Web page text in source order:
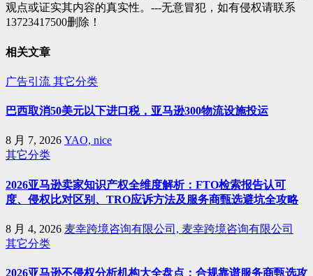
观点或证实其内容的真实性。---无意冒犯，如有侵权请联系
13723417500删除！
相关文章
广告引流 其它分类
巴西取消50美元以下进口税，亚马逊300物流设施投运
8 月 7, 2026 YAO, nice
其它分类
2026亚马逊卖家知识产权全维度解析：FTO检索报告认可
度、侵权比对区别、TRO应诉方法及服务商甄选避坑全攻略
8 月 4, 2026 麦幸跨境咨询有限公司, 麦幸跨境咨询有限公司
其它分类
2026亚马逊不侵权分析机构大全盘点：合规靠谱服务商甄选攻